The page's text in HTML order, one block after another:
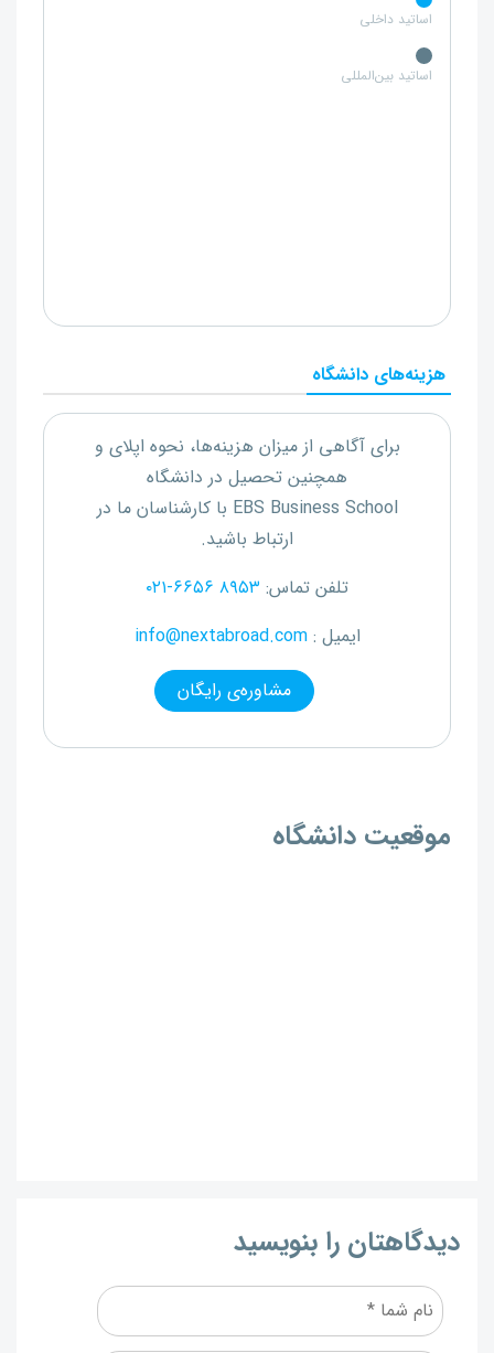
اساتید داخلی
اساتید بین‌المللی
هزینه‌های دانشگاه
برای آگاهی از میزان هزینه‌ها، نحوه اپلای و
همچنین تحصیل در دانشگاه
EBS Business School با کارشناسان ما در
ارتباط باشید.
تلفن تماس: ۰۲۱-۶۶۵۶ ۸۹۵۳
ایمیل :info@nextabroad.com
مشاوره‌ی رایگان
موقعیت دانشگاه
دیدگاهتان را بنویسید